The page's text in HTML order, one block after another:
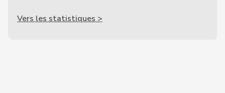
Vers les statistiques >